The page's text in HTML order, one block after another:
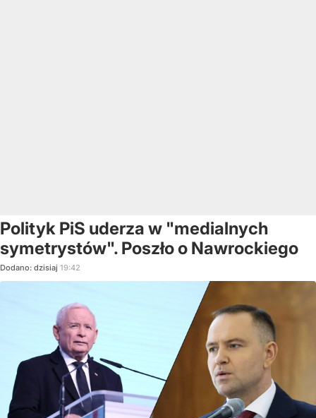
Polityk PiS uderza w "medialnych
symetrystów". Poszło o Nawrockiego
Dodano: dzisiaj 19:42